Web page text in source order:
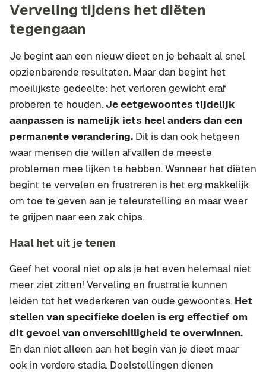
Verveling tijdens het diëten
tegengaan
Je begint aan een nieuw dieet en je behaalt al snel
opzienbarende resultaten. Maar dan begint het
moeilijkste gedeelte: het verloren gewicht eraf
proberen te houden. Je eetgewoontes tijdelijk
aanpassen is namelijk iets heel anders dan een
permanente verandering. Dit is dan ook hetgeen
waar mensen die willen afvallen de meeste
problemen mee lijken te hebben. Wanneer het diëten
begint te vervelen en frustreren is het erg makkelijk
om toe te geven aan je teleurstelling en maar weer
te grijpen naar een zak chips.
Haal het uit je tenen
Geef het vooral niet op als je het even helemaal niet
meer ziet zitten! Verveling en frustratie kunnen
leiden tot het wederkeren van oude gewoontes. Het
stellen van specifieke doelen is erg effectief om
dit gevoel van onverschilligheid te overwinnen.
En dan niet alleen aan het begin van je dieet maar
ook in verdere stadia. Doelstellingen dienen